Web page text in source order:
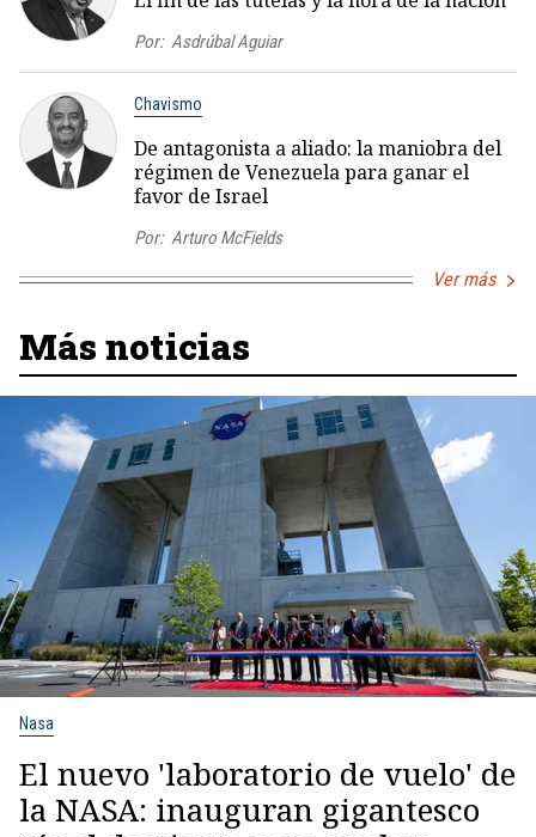
Por: Asdrúbal Aguiar
Chavismo
De antagonista a aliado: la maniobra del
régimen de Venezuela para ganar el
favor de Israel
Por: Arturo McFields
Ver más
Más noticias
Nasa
El nuevo 'laboratorio de vuelo' de
la NASA: inauguran gigantesco